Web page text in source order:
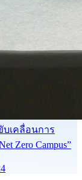
เคลื่อนการ
Zero Campus”